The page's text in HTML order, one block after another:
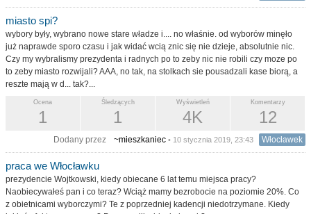
miasto spi?
wybory były, wybrano nowe stare władze i.... no właśnie. od wyborów minęło
już naprawde sporo czasu i jak widać wcią znic się nie dzieje, absolutnie nic.
Czy my wybralismy prezydenta i radnych po to zeby nic nie robili czy moze po
to zeby miasto rozwijali? AAA, no tak, na stolkach sie pousadzali kase biorą, a
reszte mają w d... tak?...
Komentarzy
12
Wyświetleń
4K
Śledzących
1
Ocena
1
Dodany przez ~mieszkaniec • 10 stycznia 2019, 23:43 Włocławek
praca we Włocławku
prezydencie Wojtkowski, kiedy obiecane 6 lat temu miejsca pracy?
Naobiecywałeś pan i co teraz? Wciąż mamy bezrobocie na poziomie 20%. Co
z obietnicami wyborczymi? Te z poprzedniej kadencji niedotrzymane. Kiedy